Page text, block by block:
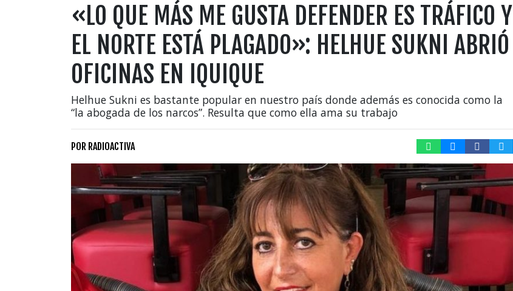
«LO QUE MÁS ME GUSTA DEFENDER ES TRÁFICO Y
EL NORTE ESTÁ PLAGADO»: HELHUE SUKNI ABRIÓ
OFICINAS EN IQUIQUE
Helhue Sukni es bastante popular en nuestro país donde además es conocida como la
“la abogada de los narcos”. Resulta que como ella ama su trabajo
POR RADIOACTIVA